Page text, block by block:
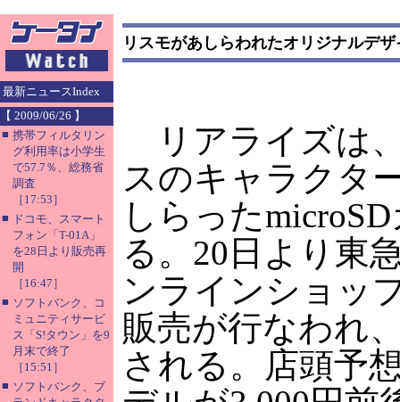
最新ニュースIndex
【 2009/06/26 】
■ 携帯フィルタリン
グ利用率は小学生
で57.7％、総務省
調査
［17:53］
■ ドコモ、スマート
フォン「T-01A」
を28日より販売再
開
［16:47］
■ ソフトバンク、コ
ミュニティサービ
ス「S!タウン」を9
月末で終了
［15:51］
■ ソフトバンク、ブ
リスモがあしらわれたオリジナルデ
リアライズは
スのキャラクタ
しらった
る。20日より東
ンラインショッ
販売が行なわれ
される。店頭予